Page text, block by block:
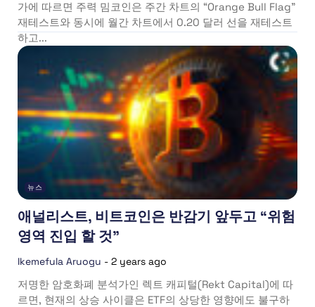
가에 따르면 주력 밈코인은 주간 차트의 “Orange Bull Flag”
재테스트와 동시에 월간 차트에서 0.20 달러 선을 재테스트
하고...
뉴스
애널리스트, 비트코인은 반감기 앞두고 “위험
영역 진입 할 것”
Ikemefula Aruogu - 2 years ago
저명한 암호화폐 분석가인 렉트 캐피털(Rekt Capital)에 따
르면, 현재의 상승 사이클은 ETF의 상당한 영향에도 불구하